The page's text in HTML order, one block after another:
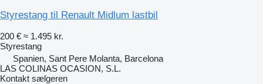
Styrestang til Renault Midlum lastbil
200 € ≈ 1.495 kr.
Styrestang
Spanien, Sant Pere Molanta, Barcelona
LAS COLINAS OCASION, S.L.
Kontakt sælgeren